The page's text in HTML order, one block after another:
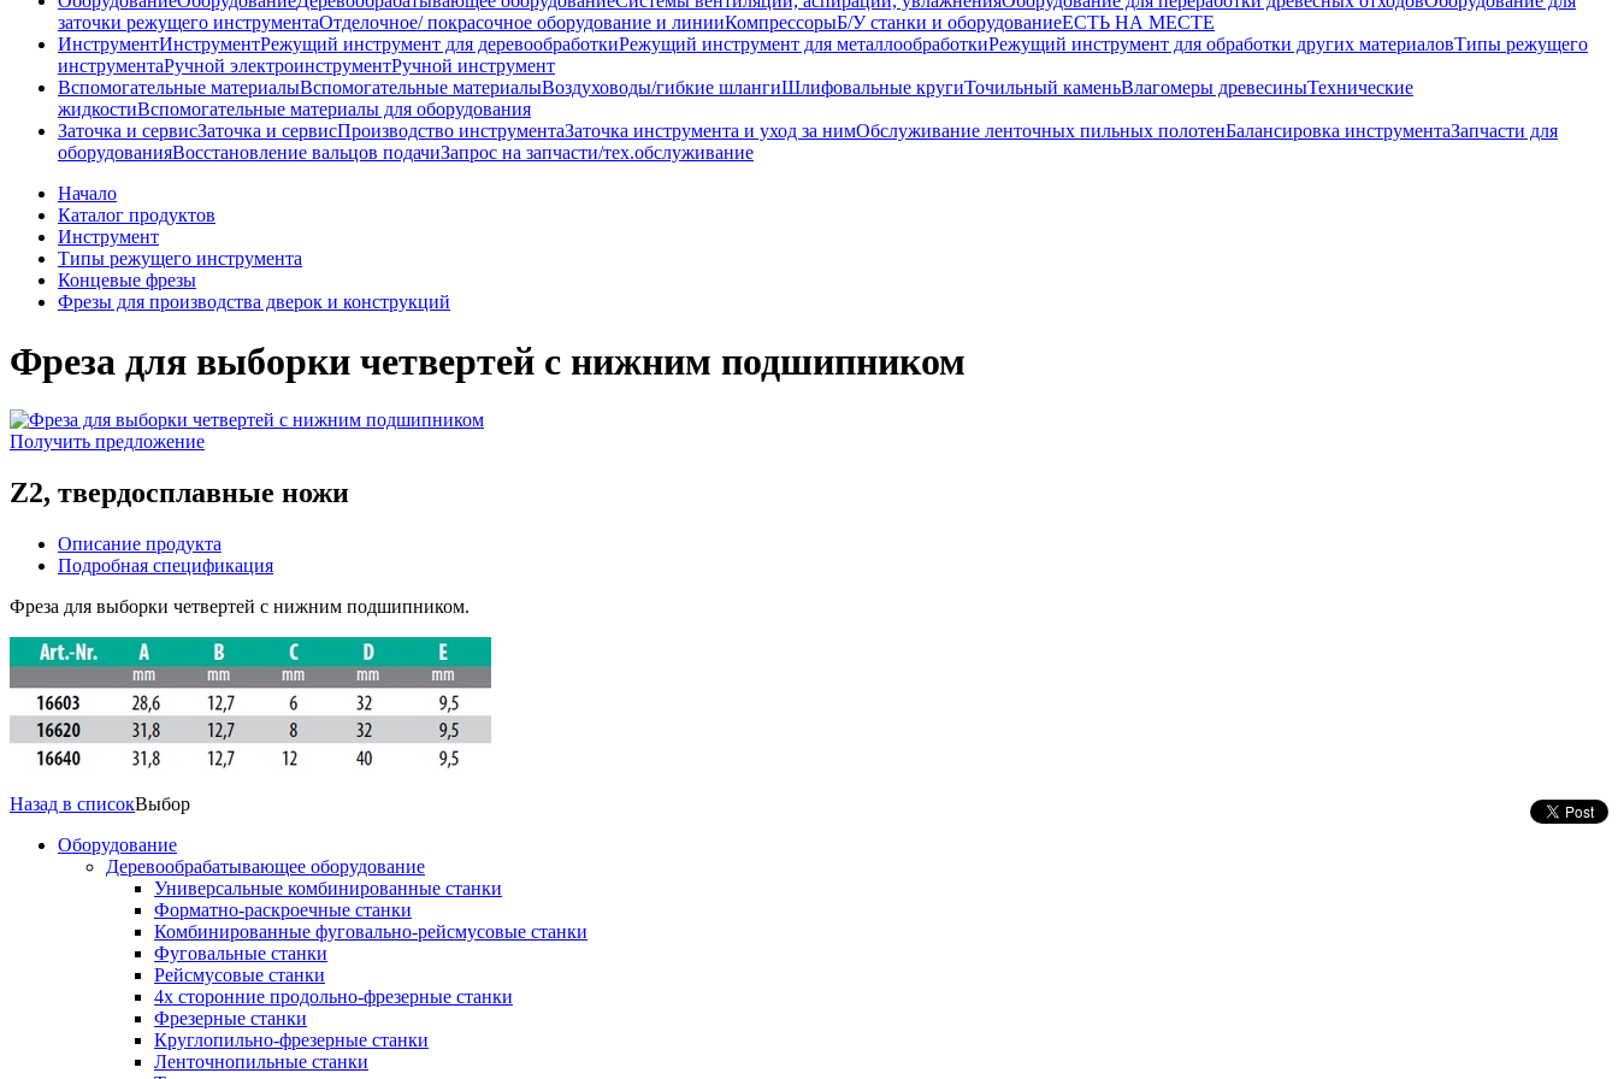
заточки режущего инструментаОтделочное/ покрасочное оборудование и линииКомпрессорыБ/У станки и оборудованиеЕСТЬ НА МЕСТЕ
ИнструментИнструментРежущий инструмент для деревообработкиРежущий инструмент для металлообработкиРежущий инструмент для обработки других материаловТипы режущего
инструментаРучной электроинструментРучной инструмент
Вспомогательные материалыВспомогательные материалыВоздуховоды/гибкие шлангиШлифовальные кругиТочильный каменьВлагомеры древесиныТехнические
жидкостиВспомогательные материалы для оборудования
Заточка и сервисЗаточка и сервисПроизводство инструментаЗаточка инструмента и уход за нимОбслуживание ленточных пильных полотенБалансировка инструментаЗапчасти для
оборудованияВосстановление вальцов подачиЗапрос на запчасти/тех.обслуживание
Начало
Каталог продуктов
Инструмент
Типы режущего инструмента
Концевые фрезы
Фрезы для производства дверок и конструкций
Фреза для выборки четвертей с нижним подшипником
Получить предложение
Z2, твердосплавные ножи
Описание продукта
Подробная спецификация
Фреза для выборки четвертей с нижним подшипником.
Назад в списокВыбор
Оборудование
Деревообрабатывающее оборудование
Универсальные комбинированные станки
Форматно-раскроечные станки
Комбинированные фуговально-рейсмусовые станки
Фуговальные станки
Рейсмусовые станки
4х сторонние продольно-фрезерные станки
Фрезерные станки
Круглопильно-фрезерные станки
Ленточнопильные станки